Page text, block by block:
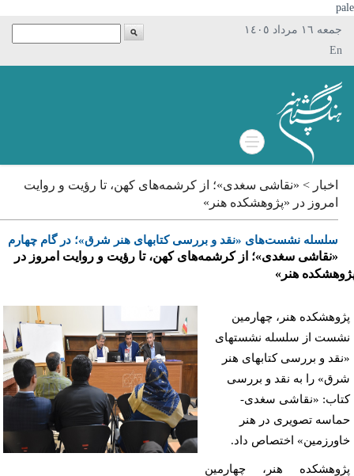
جمعه ١٦ مرداد ١٤٠٥
En
اخبار > «نقاشی سغدی»؛ از کرشمه‌های کهن، تا رؤیت و روایت
امروز در «پژوهشکده هنر»
سلسله نشست‌های «نقد و بررسی کتابهای هنر شرق»؛ در گام چهارم
«نقاشی سغدی»؛ از کرشمه‌های کهن، تا رؤیت و روایت امروز در
هنر»
هنر، چهارمین
از سلسله نشستهای
و بررسی کتابهای هنر
را به نقد و بررسی
«نقاشی سغدی-
تصویری در هنر
اختصاص داد.
هنر، چهارمین